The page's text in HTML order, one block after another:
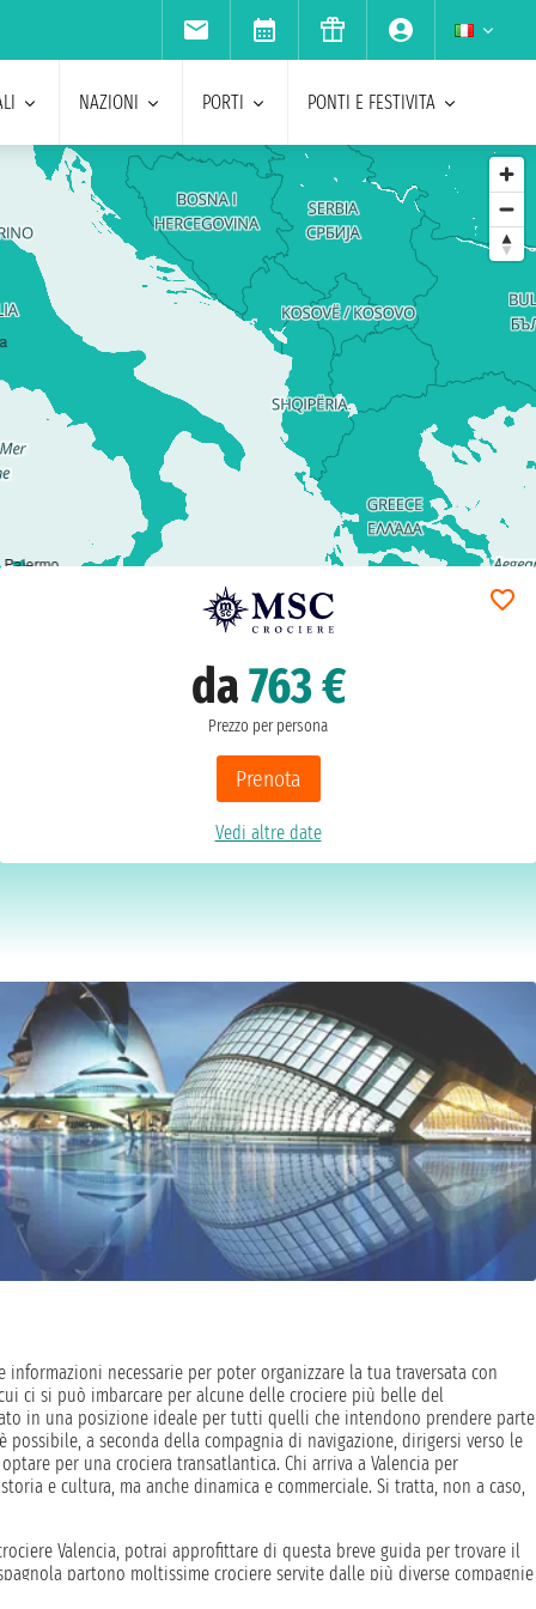
NAZIONI PORTI PONTI E FESTIVITA
Palermo
da763 €
Prezzo per persona
Prenota
Vedi altre date
necessarie per poter organizzare la tua traversata con
ci si può imbarcare per alcune delle crociere più belle del
in una posizione ideale per tutti quelli che intendono prendere parte
a seconda della compagnia di navigazione, dirigersi verso le
per una crociera transatlantica. Chi arriva a Valencia per
e cultura, ma anche dinamica e commerciale. Si tratta, non a caso,
Valencia, potrai approfittare di questa breve guida per trovare il
partono moltissime crociere servite dalle più diverse compagnie